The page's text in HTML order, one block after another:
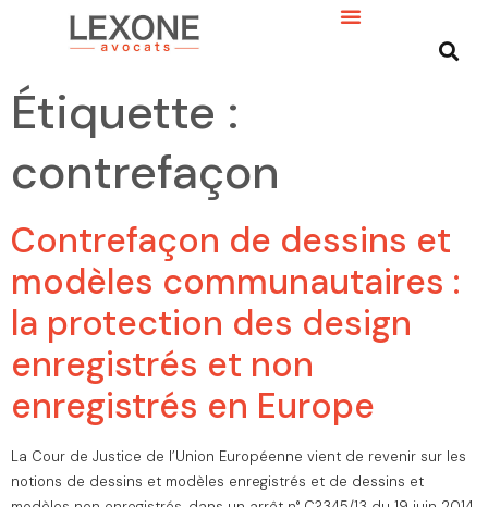
Étiquette :
contrefaçon
Contrefaçon de dessins et
modèles communautaires :
la protection des design
enregistrés et non
enregistrés en Europe
La Cour de Justice de l’Union Européenne vient de revenir sur les
notions de dessins et modèles enregistrés et de dessins et